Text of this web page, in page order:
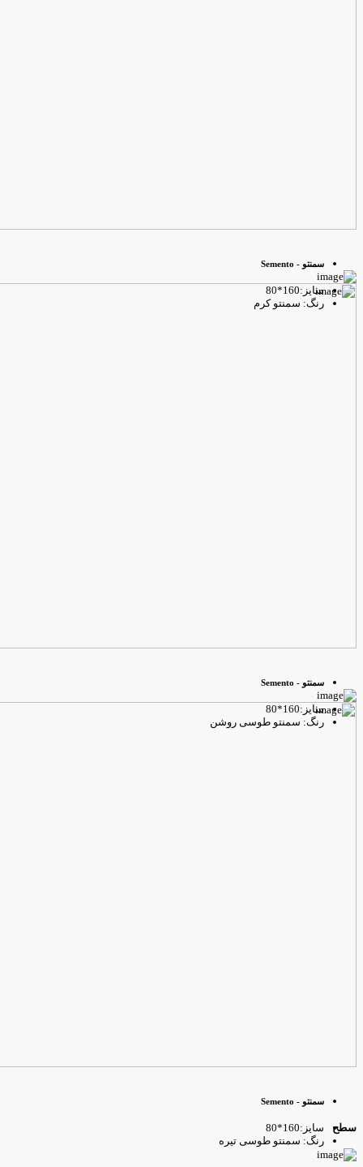
سمنتو - Semento
سایز:160*80
رنگ: سمنتو کرم
سمنتو - Semento
سایز:160*80
رنگ: سمنتو طوسی روشن
سمنتو - Semento
سایز:160*80
رنگ: سمنتو طوسی تیره